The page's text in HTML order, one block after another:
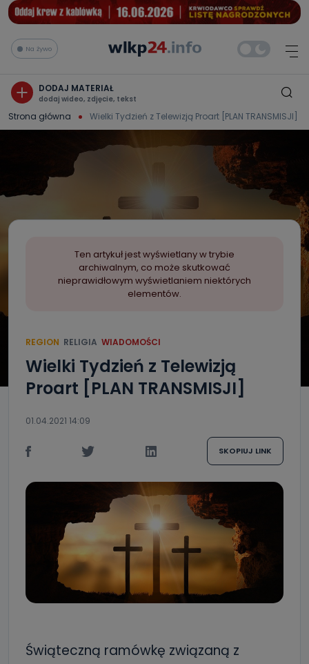
Na żywo
DODAJ MATERIAŁ
dodaj wideo, zdjęcie, tekst
Strona główna Wielki Tydzień z Telewizją Proart [PLAN TRANSMISJI]
Ten artykuł jest wyświetlany w trybie
archiwalnym, co może skutkować
nieprawidłowym wyświetlaniem niektórych
elementów.
REGION RELIGIA WIADOMOŚCI
Wielki Tydzień z Telewizją
Proart [PLAN TRANSMISJI]
01.04.2021 14:09
SKOPIUJ LINK
Świąteczną ramówkę związaną z